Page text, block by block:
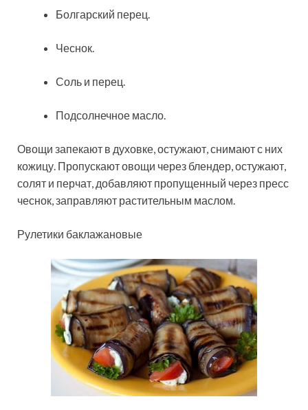
Болгарский перец.
Чеснок.
Соль и перец.
Подсолнечное масло.
Овощи запекают в духовке, остужают, снимают с них
кожицу. Пропускают овощи через блендер, остужают,
солят и перчат, добавляют пропущенный через пресс
чеснок, заправляют растительным маслом.
Рулетики баклажановые